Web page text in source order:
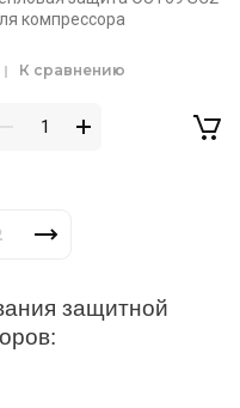
компрессора
К сравнению
защитной